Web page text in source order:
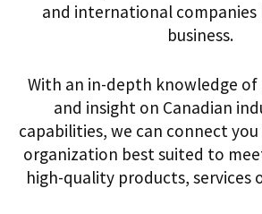
and international
business.
With an in-depth knowledge
and insight on Canadian
capabilities, we can connect
organization best suited to
high-quality products, services